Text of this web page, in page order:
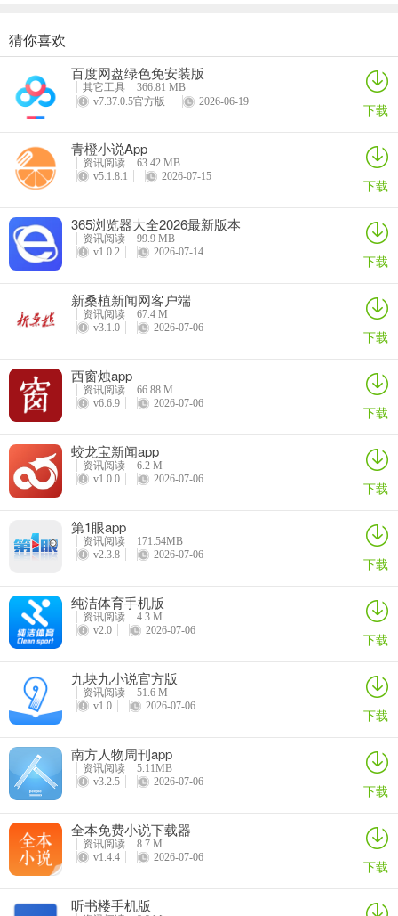
3、视频
4、厦门号
用户点击下方厦门号，可以对自己感兴趣的厦门服务号进行订阅关
猜你喜欢
百度网盘绿色免安装版
其它工具
366.81 MB
v7.37.0.5官方版
2026-06-19 下载
青橙小说App
资讯阅读
63.42 MB
v5.1.8.1
2026-07-15 下载
365浏览器大全2026最新版本
资讯阅读
99.9 MB
v1.0.2
2026-07-14 下载
新桑植新闻网客户端
资讯阅读
67.4 M
v3.1.0
2026-07-06 下载
西窗烛app
资讯阅读
66.88 M
v6.6.9
2026-07-06 下载
蛟龙宝新闻app
资讯阅读
6.2 M
v1.0.0
2026-07-06 下载
第1眼app
资讯阅读
171.54MB
v2.3.8
2026-07-06 下载
纯洁体育手机版
资讯阅读
4.3 M
v2.0
2026-07-06 下载
九块九小说官方版
资讯阅读
51.6 M
v1.0
2026-07-06 下载
南方人物周刊app
资讯阅读
5.11MB
v3.2.5
2026-07-06 下载
全本免费小说下载器
资讯阅读
8.7 M
v1.4.4
2026-07-06 下载
听书楼手机版